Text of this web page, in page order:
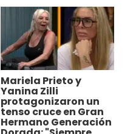
Mariela Prieto y
Yanina Zilli
protagonizaron un
tenso cruce en Gran
Hermano Generación